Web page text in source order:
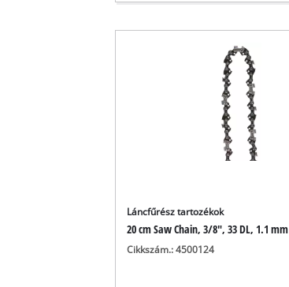
Láncfűrész tartozékok
20 cm Saw Chain, 3/8", 33 DL, 1.1 mm
Cikkszám.: 4500124